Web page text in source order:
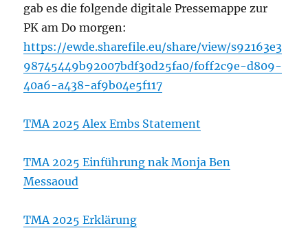
gab es die folgende digitale Pressemappe zur
PK am Do morgen:
https://ewde.sharefile.eu/share/view/s92163e3
98745449b92007bdf30d25fa0/foff2c9e-d809-
40a6-a438-af9b04e5f117
TMA 2025 Alex Embs Statement
TMA 2025 Einführung nak Monja Ben
Messaoud
TMA 2025 Erklärung